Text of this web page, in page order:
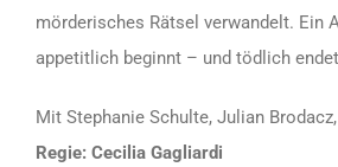
mörderisches Rätsel verwandelt. Ein
appetitlich beginnt – und tödlich
Mit Stephanie Schulte, Julian
Regie: Cecilia Gagliardi